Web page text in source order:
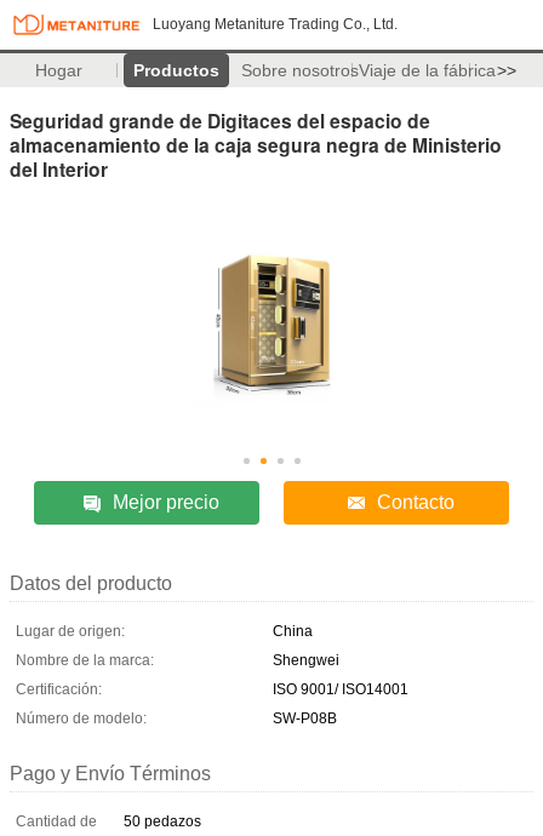
Luoyang Metaniture Trading Co., Ltd.
Hogar Productos Sobre nosotrosViaje de la fábrica>>
Seguridad grande de Digitaces del espacio de
almacenamiento de la caja segura negra de Ministerio
del Interior
Mejor precio Contacto
Datos del producto
Lugar de origen:
China
Nombre de la marca:
Shengwei
Certificación:
ISO 9001/ ISO14001
Número de modelo:
SW-P08B
Pago y Envío Términos
Cantidad de
50 pedazos